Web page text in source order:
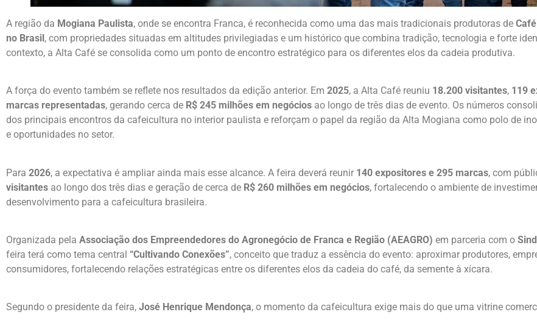
A região da Mogiana Paulista, onde se encontra Franca, é reconhecida como uma das mais tradicionais produtoras de
no Brasil, com propriedades situadas em altitudes privilegiadas e um histórico que combina tradição, tecnologia e forte
contexto, a Alta Café se consolida como um ponto de encontro estratégico para os diferentes elos da cadeia produtiva.
A força do evento também se reflete nos resultados da edição anterior. Em 2025, a Alta Café reuniu 18.200 visitantes, 119
marcas representadas, gerando cerca de R$ 245 milhões em negócios ao longo de três dias de evento. Os números
dos principais encontros da cafeicultura no interior paulista e reforçam o papel da região da Alta Mogiana como polo de
e oportunidades no setor.
Para 2026, a expectativa é ampliar ainda mais esse alcance. A feira deverá reunir 140 expositores e 295 marcas, com
visitantes ao longo dos três dias e geração de cerca de R$ 260 milhões em negócios, fortalecendo o ambiente de
desenvolvimento para a cafeicultura brasileira.
Organizada pela Associação dos Empreendedores do Agronegócio de Franca e Região (AEAGRO) em parceria com o
feira terá como tema central “Cultivando Conexões”, conceito que traduz a essência do evento: aproximar produtores,
consumidores, fortalecendo relações estratégicas entre os diferentes elos da cadeia do café, da semente à xícara.
Segundo o presidente da feira, José Henrique Mendonça, o momento da cafeicultura exige mais do que uma vitrine